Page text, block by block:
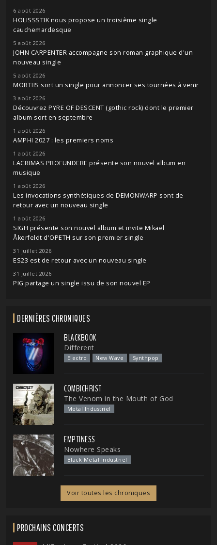
6 août 2026
HOLISSSTIK nous propose un troisième single
cauchemardesque
5 août 2026
JOHN CARPENTER accompagne son roman graphique d'un
nouveau single
5 août 2026
MORTIIS sort un single pour annoncer ses tournées à venir
3 août 2026
Découvrez PYRE OF DESCENT (gothic rock) dont le premier
album sort en septembre
1 août 2026
AMPHI 2027 : les premiers noms
1 août 2026
LACRIMAS PROFUNDERE présente son nouvel album en
musique
1 août 2026
Les invocations synthétiques de DEMONWARP sont de
retour avec un nouveau single
1 août 2026
SIGH présente son nouvel album et invite Mikael
Åkerfeldt d'OPETH sur son premier single
31 juillet 2026
ES23 est de retour avec un nouveau single
31 juillet 2026
PIG partage un single issu de son nouvel EP
DERNIÈRES CHRONIQUES
BLACKBOOK
Different
Electro New Wave Synthpop
COMBICHRIST
The Venom in the Mouth of God
Metal Industriel
EMPTINESS
Nowhere Speaks
Black Metal Industriel
Voir toutes les chroniques
PROCHAINS CONCERTS